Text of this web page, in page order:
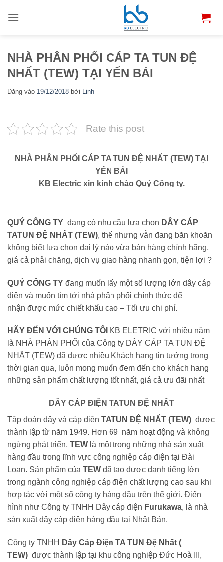
qua
NHÀ PHÂN PHỐI CÁP TA TUN ĐỆ
NHẤT (TEW) TẠI YẾN BÁI
Đăng vào 19/12/2018 bởi Linh
Rate this post
NHÀ PHÂN PHỐI CÁP TA TUN ĐỆ NHẤT (TEW) TẠI
YẾN BÁI
KB Electric xin kính chào Quý Công ty.
QUÝ CÔNG TY đang có nhu cầu lựa chọn DÂY CÁP
TATUN ĐỆ NHẤT (TEW), thế nhưng vẫn đang băn khoăn
không biết lựa chọn đại lý nào vừa bán hàng chính hãng,
giá cả phải chăng, dịch vụ giao hàng nhanh gọn, tiện lợi ?
QUÝ CÔNG TY đang muốn lấy một số lượng lớn dây cáp
điện và muốn tìm tới nhà phân phối chính thức để
nhận được mức chiết khấu cao – Tối ưu chi phí.
HÃY ĐẾN VỚI CHÚNG TÔI KB ELETRIC với nhiều năm
là NHÀ PHÂN PHỐI của Công ty DÂY CÁP TA TUN ĐỆ
NHẤT (TEW) đã được nhiều Khách hang tin tưởng trong
thời gian qua, luôn mong muốn đem đến cho khách hang
những sản phẩm chất lượng tốt nhất, giá cả ưu đãi nhất
DÂY CÁP ĐIỆN TATUN ĐỆ NHẤT
Tập đoàn dây và cáp điện TATUN ĐỆ NHẤT (TEW) được
thành lập từ năm 1949. Hơn 69 năm hoạt động và không
ngừng phát triển, TEW là một trong những nhà sản xuất
hàng đầu trong lĩnh vực công nghiệp cáp điện tại Đài
Loan. Sản phẩm của TEW đã tạo được danh tiếng lớn
trong ngành công nghiệp cáp điện chất lượng cao sau khi
hợp tác với một số công ty hàng đầu trên thế giới. Điển
hình như Công ty TNHH Dây cáp điện Furukawa, là nhà
sản xuất dây cáp điện hàng đầu tại Nhật Bản.
Công ty TNHH Dây Cáp Điện TA TUN Đệ Nhất (
TEW) được thành lập tại khu công nghiệp Đức Hoà III,